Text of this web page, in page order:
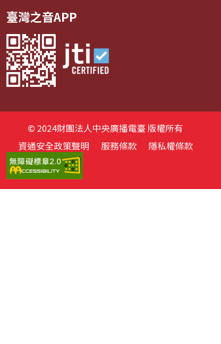
臺灣之音APP
© 2024財團法人中央廣播電臺 版權所有
資通安全政策聲明
服務條款 隱私權條款